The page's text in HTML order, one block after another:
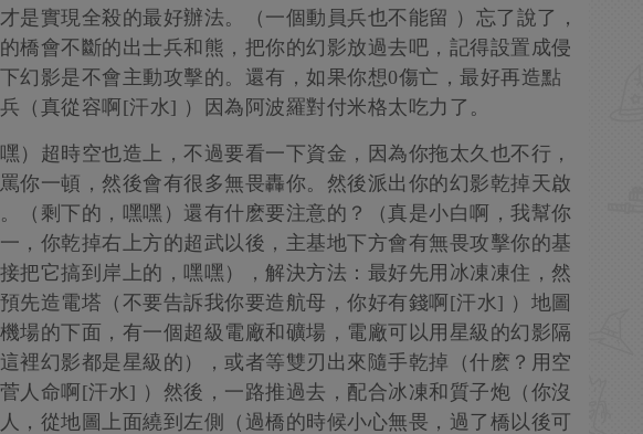
是實現全殺的最好辦法。（一個動員兵也不能留 ）忘了說了，
橋會不斷的出士兵和熊，把你的幻影放過去吧，記得設置成侵
幻影是不會主動攻擊的。還有，如果你想0傷亡，最好再造點
（真從容啊[汗水] ）因為阿波羅對付米格太吃力了。
）超時空也造上，不過要看一下資金，因為你拖太久也不行，
你一頓，然後會有很多無畏轟你。然後派出你的幻影乾掉天啟
（剩下的，嘿嘿）還有什麽要注意的？（真是小白啊，我幫你
，你乾掉右上方的超武以後，主基地下方會有無畏攻擊你的基
把它搞到岸上的，嘿嘿），解決方法：最好先用冰凍凍住，然
先造電塔（不要告訴我你要造航母，你好有錢啊[汗水] ）地圖
場的下面，有一個超級電廠和礦場，電廠可以用星級的幻影隔
裡幻影都是星級的），或者等雙刃出來隨手乾掉（什麽？用空
人命啊[汗水] ）然後，一路推過去，配合冰凍和質子炮（你沒
，從地圖上面繞到左側（過橋的時候小心無畏，過了橋以後可